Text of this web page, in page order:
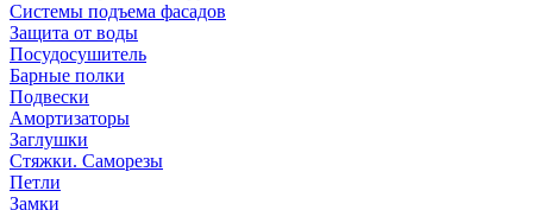
Системы подъема фасадов
Защита от воды
Посудосушитель
Барные полки
Подвески
Амортизаторы
Заглушки
Стяжки. Саморезы
Петли
Замки